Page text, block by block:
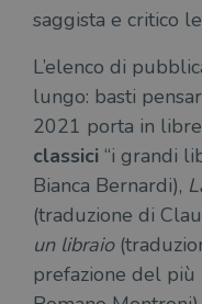
saggista e critico
L’elenco di
lungo: basti
2021 porta in
classici “i grandi
Bianca Bernardi),
(traduzione di
un libraio
prefazione del più